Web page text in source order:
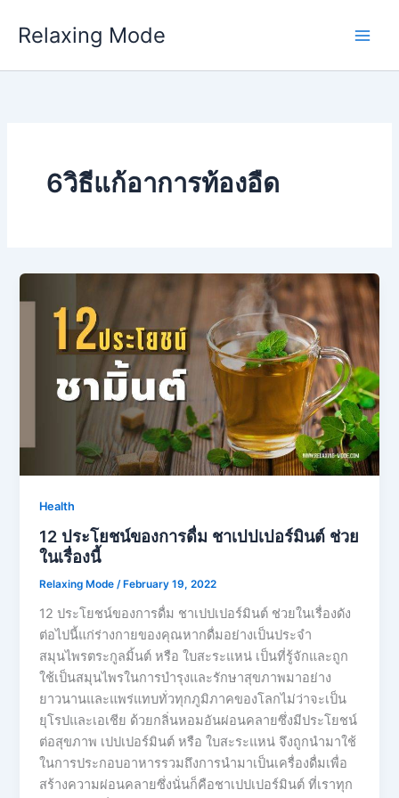
Relaxing Mode
6วิธีแก้อาการท้องอืด
Health
12 ประโยชน์ของการดื่ม ชาเปปเปอร์มินต์ ช่วย
ในเรื่องนี้
Relaxing Mode/ February 19, 2022
12 ประโยชน์ของการดื่ม ชาเปปเปอร์มินต์ ช่วยในเรื่องดัง
ต่อไปนี้แก่ร่างกายของคุณหากดื่มอย่างเป็นประจำ
สมุนไพรตระกูลมิ้นต์ หรือ ใบสะระแหน่ เป็นที่รู้จักและถูก
ใช้เป็นสมุนไพรในการบำรุงและรักษาสุขภาพมาอย่าง
ยาวนานและแพร่แทบทั่วทุกภูมิภาคของโลกไม่ว่าจะเป็น
ยุโรปและเอเชีย ด้วยกลิ่นหอมอันผ่อนคลายซึ่งมีประโยชน์
ต่อสุขภาพ เปปเปอร์มินต์ หรือ ใบสะระแหน่ จึงถูกนำมาใช้
ในการประกอบอาหารรวมถึงการนำมาเป็นเครื่องดื่มเพื่อ
สร้างความผ่อนคลายซึ่งนั่นก็คือชาเปปเปอร์มินต์ ที่เราทุก